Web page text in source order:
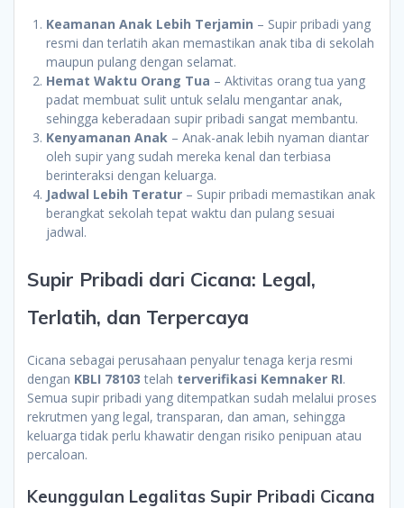
Keamanan Anak Lebih Terjamin – Supir pribadi yang
resmi dan terlatih akan memastikan anak tiba di sekolah
maupun pulang dengan selamat.
Hemat Waktu Orang Tua – Aktivitas orang tua yang
padat membuat sulit untuk selalu mengantar anak,
sehingga keberadaan supir pribadi sangat membantu.
Kenyamanan Anak – Anak-anak lebih nyaman diantar
oleh supir yang sudah mereka kenal dan terbiasa
berinteraksi dengan keluarga.
Jadwal Lebih Teratur – Supir pribadi memastikan anak
berangkat sekolah tepat waktu dan pulang sesuai
jadwal.
Supir Pribadi dari Cicana: Legal,
Terlatih, dan Terpercaya
Cicana sebagai perusahaan penyalur tenaga kerja resmi
dengan KBLI 78103 telah terverifikasi Kemnaker RI.
Semua supir pribadi yang ditempatkan sudah melalui proses
rekrutmen yang legal, transparan, dan aman, sehingga
keluarga tidak perlu khawatir dengan risiko penipuan atau
percaloan.
Keunggulan Legalitas Supir Pribadi Cicana